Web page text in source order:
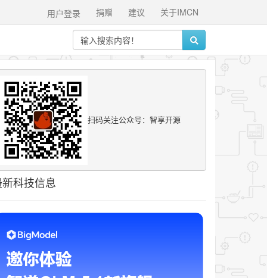
关于IMCN
建议
捐赠
用户登录
扫码关注公众号：智享开源
科技信息